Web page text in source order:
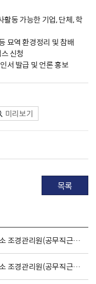
동 가능한 기업, 단체, 학
묘역 환경정리 및 참배
신청
서 발급 및 언론 홍보
미리보기
목록
국립3˙15민주묘지관리소 조경관리원(공무직근로자) 채용 공고
국립3˙15민주묘지관리소 조경관리원(공무직근로자) 채용 공고